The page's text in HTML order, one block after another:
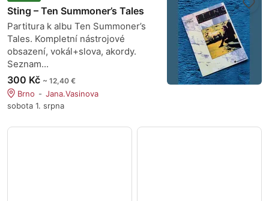
Sting – Ten Summoner’s Tales
Partitura k albu Ten Summoner’s
Tales. Kompletní nástrojové
obsazení, vokál+slova, akordy.
Seznam...
300 Kč ~ 12,40 €
Brno
Jana.Vasinova
sobota 1. srpna